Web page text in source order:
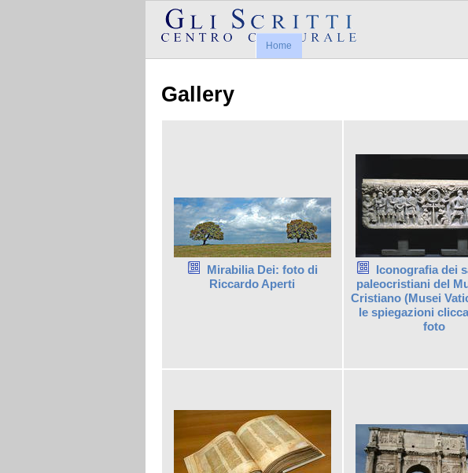
Home
Gallery
Mirabilia Dei: foto di
Riccardo Aperti
Iconografia dei
paleocristiani del
Cristiano (Musei
le spiegazioni
foto